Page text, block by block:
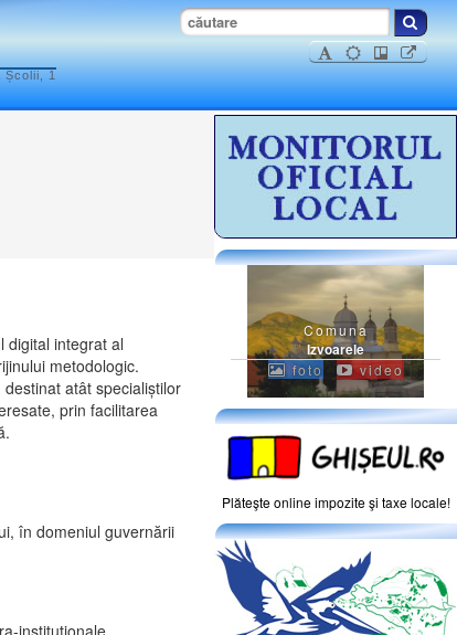
1
digital integrat al
metodologic.
atât specialiștilor
prin facilitarea
în domeniul guvernării
instituționale.
Comuna
Izvoarele
foto video
Plăteşte online impozite şi taxe locale!